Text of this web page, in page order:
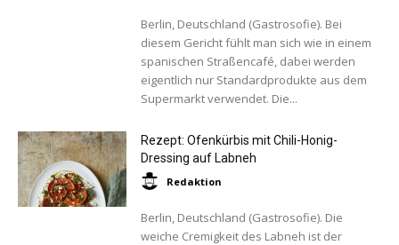
Berlin, Deutschland (Gastrosofie). Bei
diesem Gericht fühlt man sich wie in einem
spanischen Straßencafé, dabei werden
eigentlich nur Standardprodukte aus dem
Supermarkt verwendet. Die...
Rezept: Ofenkürbis mit Chili-Honig-
Dressing auf Labneh
Redaktion
Berlin, Deutschland (Gastrosofie). Die
weiche Cremigkeit des Labneh ist der